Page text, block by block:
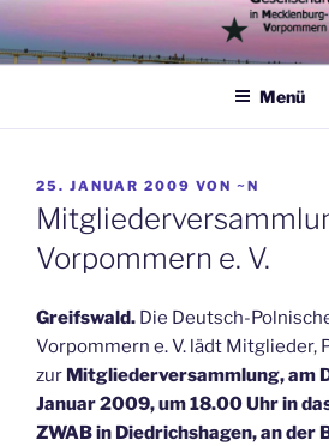
Zum
Inhalt
springen
Menü
VERÖFFENTLICHT
AM
25. JANUAR 2009 VON ~N
Vorpommern e. V.
Greifswald. Die Deutsch-
Vorpommern e. V. lädt Mitglieder,
zur Mitgliederversammlung,am
Januar 2009, um 18.00 Uhr in
ZWAB in Diedrichshagen, an der